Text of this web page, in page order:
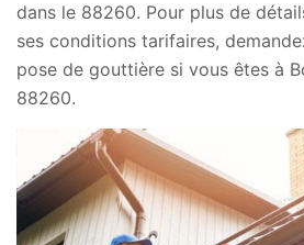
dans le 88260. Pour plus de
ses conditions tarifaires,
pose de gouttière si vous êtes à
88260.